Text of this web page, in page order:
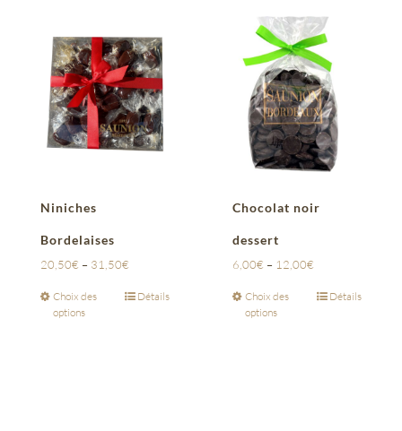
Niniches
Bordelaises
20,50€ – 31,50€
Choix des
options
Détails
Chocolat noir
dessert
6,00€ – 12,00€
Choix des
options
Détails